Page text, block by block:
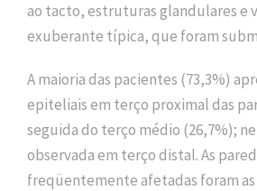
ao tacto, estruturas glandulares e
exuberante típica, que foram
A maioria das pacientes (73,3%)
epiteliais em terço proximal das
seguida do terço médio (26,7%);
observada em terço distal. As
freqüentemente afetadas foram